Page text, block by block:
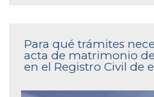
Para qué trámites
acta de matrimonio
en el Registro Civil de